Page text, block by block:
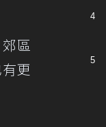
區
更